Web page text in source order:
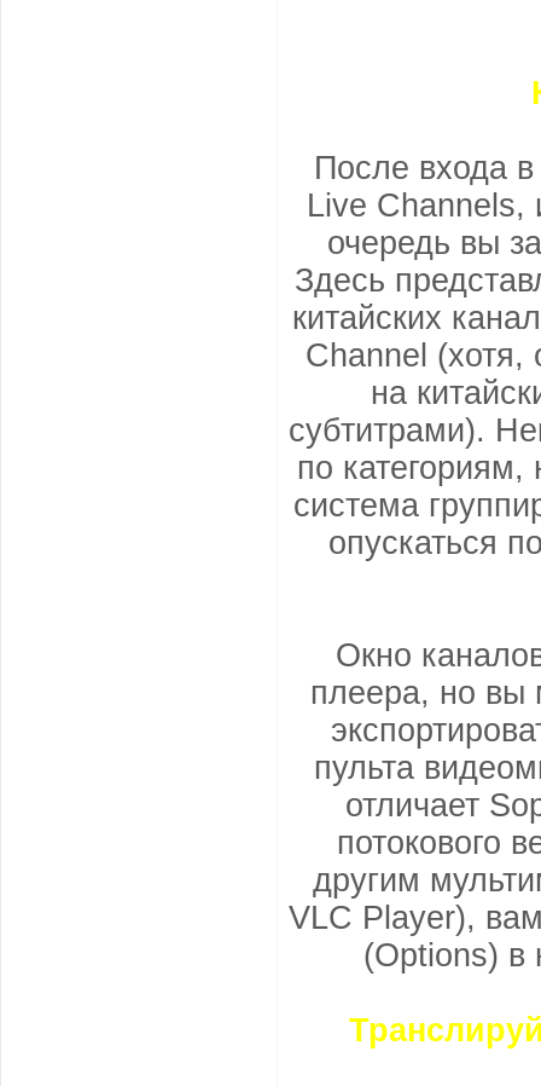
После входа
Live Channels,
очередь вы
Здесь
китайских
Channel (хотя,
на
субтитрами).
по категориям,
система
опускаться
Окно
плеера, но вы
пульта
отличает
потокового
другим
VLC Player),
(Options) в